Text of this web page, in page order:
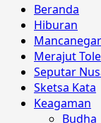
Beranda
Hiburan
Merajut
Seputar
Sketsa Kata
Keagaman
Budha